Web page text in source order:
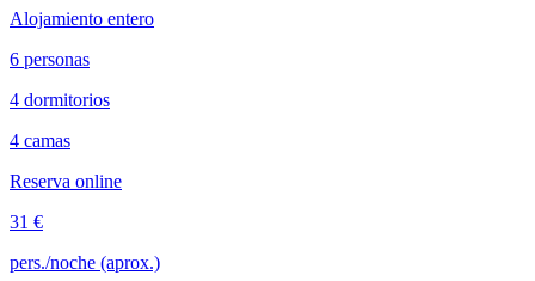
Alojamiento entero
6 personas
4 dormitorios
4 camas
Reserva online
31 €
pers./noche (aprox.)